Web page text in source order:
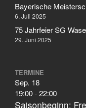
Bayerische
6. Juli 2025
75 Jahrfeier SG
29. Juni 2025
TERMINE
Sep. 18
19:00-22:00
Saisonbeginn: